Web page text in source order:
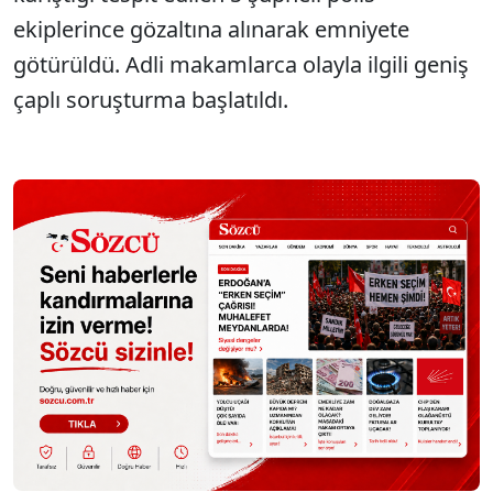
ekiplerince gözaltına alınarak emniyete
götürüldü. Adli makamlarca olayla ilgili geniş
çaplı soruşturma başlatıldı.